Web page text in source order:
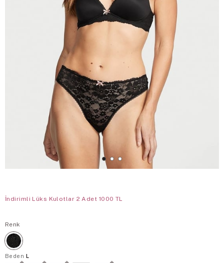
İndirimli Lüks Kulotlar 2 Adet 1000 TL
Renk
Beden L